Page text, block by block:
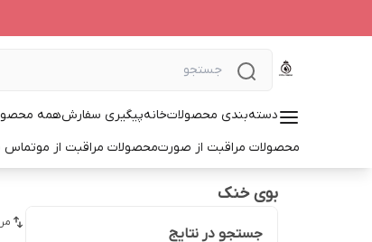
دسته‌بندی محصولاتخانهپیگیری سفارشهمه
محصولات مراقبت از صورتمحصولات مراقبت از موتماس
بوی خنک
جستجو در نتایج